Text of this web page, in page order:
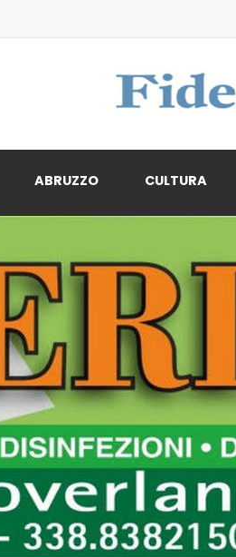
ABRUZZO CULTURA